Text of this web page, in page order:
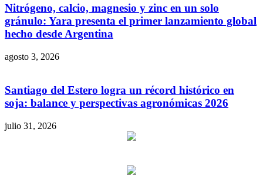
Nitrógeno, calcio, magnesio y zinc en un solo
gránulo: Yara presenta el primer lanzamiento global
hecho desde Argentina
agosto 3, 2026
Santiago del Estero logra un récord histórico en
soja: balance y perspectivas agronómicas 2026
julio 31, 2026